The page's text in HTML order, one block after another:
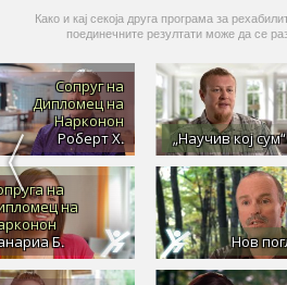
Како и кај секоја друга програма за
поединечните резултати може да се
Сопруг на
Дипломец на
Нарконон
Роберт Х.
на
на
Б.
„Научив кој сум“
Нов